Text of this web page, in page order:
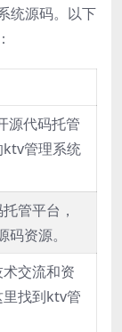
统源码。以下
源代码托管
ktv管理系统
管平台，
资源。
交流和资
找到ktv管